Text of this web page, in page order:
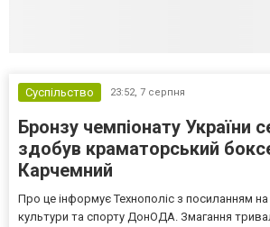
Суспільство 23:52, 7 серпня
Бронзу чемпіонату України
здобув краматорський
Карчемний
Про це інформує Технополіс з посиланням на
культури та спорту ДонОДА. Змагання